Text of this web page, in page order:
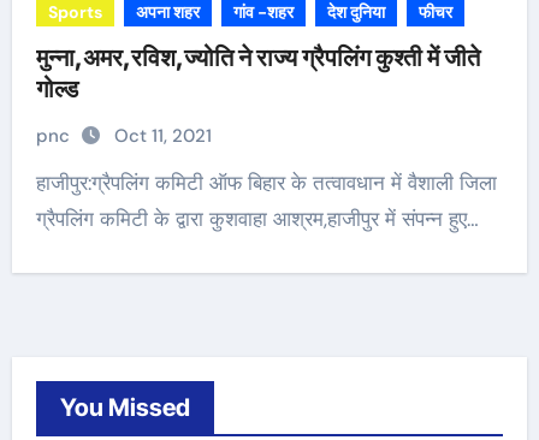
Sports अपना शहर गांव -शहर देश दुनिया फीचर
मुन्ना,अमर,रविश,ज्योति ने राज्य ग्रैपलिंग कुश्ती में जीते
गोल्ड
pnc Oct 11, 2021
हाजीपुर:ग्रैपलिंग कमिटी ऑफ बिहार के तत्वावधान में वैशाली जिला
ग्रैपलिंग कमिटी के द्वारा कुशवाहा आश्रम,हाजीपुर में संपन्न हुए…
You Missed